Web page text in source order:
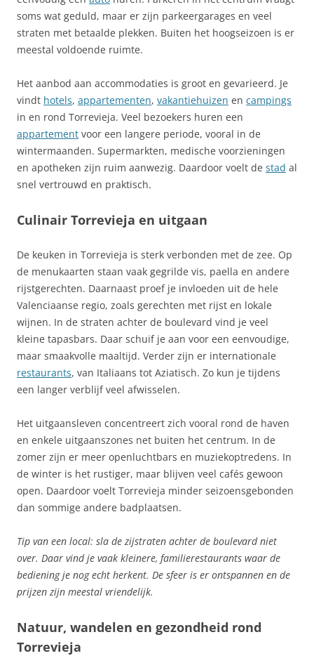
soms wat geduld, maar er zijn parkeergarages en veel
straten met betaalde plekken. Buiten het hoogseizoen is er
meestal voldoende ruimte.
Het aanbod aan accommodaties is groot en gevarieerd. Je
vindt hotels, appartementen, vakantiehuizen en campings
in en rond Torrevieja. Veel bezoekers huren een
appartement voor een langere periode, vooral in de
wintermaanden. Supermarkten, medische voorzieningen
en apotheken zijn ruim aanwezig. Daardoor voelt de stad al
snel vertrouwd en praktisch.
Culinair Torrevieja en uitgaan
De keuken in Torrevieja is sterk verbonden met de zee. Op
de menukaarten staan vaak gegrilde vis, paella en andere
rijstgerechten. Daarnaast proef je invloeden uit de hele
Valenciaanse regio, zoals gerechten met rijst en lokale
wijnen. In de straten achter de boulevard vind je veel
kleine tapasbars. Daar schuif je aan voor een eenvoudige,
maar smaakvolle maaltijd. Verder zijn er internationale
restaurants, van Italiaans tot Aziatisch. Zo kun je tijdens
een langer verblijf veel afwisselen.
Het uitgaansleven concentreert zich vooral rond de haven
en enkele uitgaanszones net buiten het centrum. In de
zomer zijn er meer openluchtbars en muziekoptredens. In
de winter is het rustiger, maar blijven veel cafés gewoon
open. Daardoor voelt Torrevieja minder seizoensgebonden
dan sommige andere badplaatsen.
Tip van een local: sla de zijstraten achter de boulevard niet
over. Daar vind je vaak kleinere, familierestaurants waar de
bediening je nog echt herkent. De sfeer is er ontspannen en de
prijzen zijn meestal vriendelijk.
Natuur, wandelen en gezondheid rond
Torrevieja